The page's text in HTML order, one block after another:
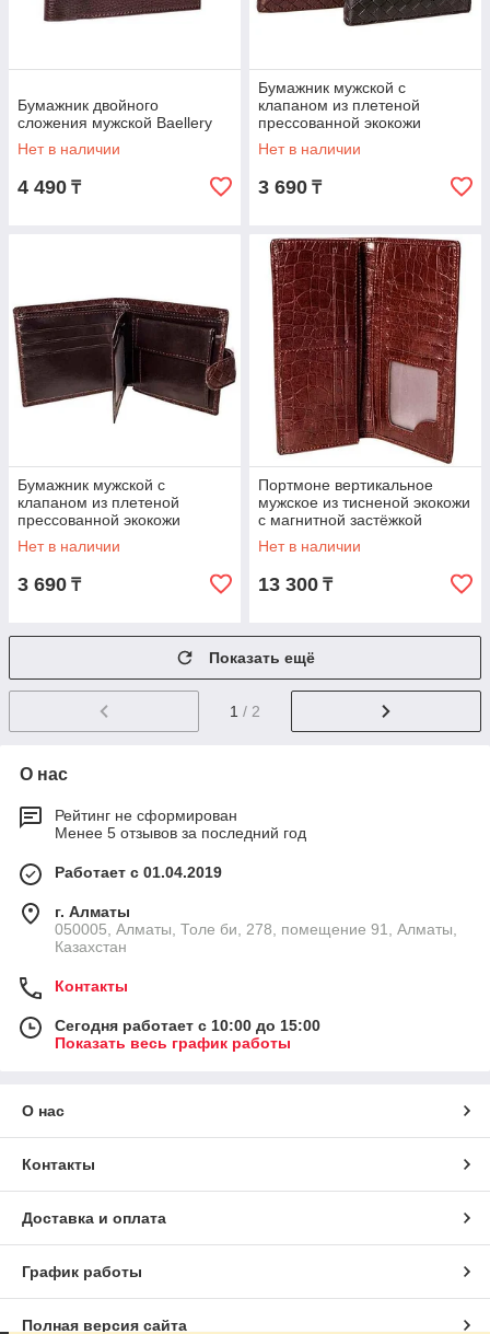
Бумажник двойного
сложения мужской Baellery
Нет в наличии
4 490 ₸
Бумажник мужской с
клапаном из плетеной
прессованной экокожи
(Черный)
Нет в наличии
3 690 ₸
Бумажник мужской с
клапаном из плетеной
прессованной экокожи
(Кофейный)
Нет в наличии
3 690 ₸
Портмоне вертикальное
мужское из тисненой экокожи
с магнитной застёжкой
(Кофейный)
Нет в наличии
13 300 ₸
Показать ещё
1 / 2
О нас
Рейтинг не сформирован
Менее 5 отзывов за последний год
Работает с 01.04.2019
г. Алматы
050005, Алматы, Толе би, 278, помещение 91, Алматы,
Казахстан
Контакты
Сегодня работает с 10:00 до 15:00
Показать весь график работы
О нас
Контакты
Доставка и оплата
График работы
Полная версия сайта